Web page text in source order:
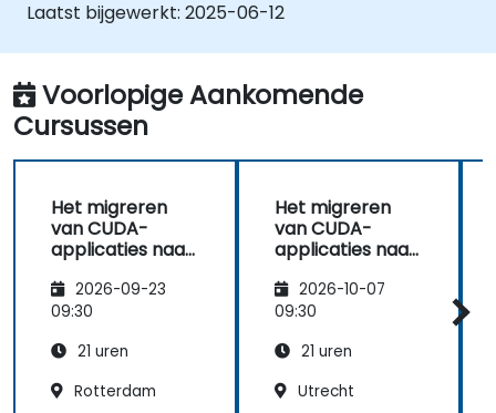
Laatst bijgewerkt: 2025-06-12
Voorlopige Aankomende
Cursussen
Het migreren
van CUDA-
applicaties naar
architecturen
2026-09-23
09:30
21 uren
Rotterdam
Het migreren
van CUDA-
applicaties naar
architecturen
2026-10-07
09:30
21 uren
Utrecht